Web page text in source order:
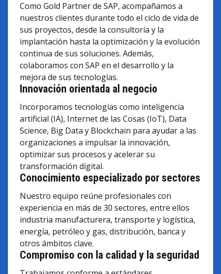
Conocimiento especializado por sectores
Nuestro equipo reúne profesionales con
experiencia en más de 30 sectores, entre ellos
industria manufacturera, transporte y logística,
energía, petróleo y gas, distribución, banca y
otros ámbitos clave.
Como Gold Partner de SAP, acompañamos a
nuestros clientes durante todo el ciclo de vida de
sus proyectos, desde la consultoría y la
implantación hasta la optimización y la evolución
continua de sus soluciones. Además,
colaboramos con SAP en el desarrollo y la
mejora de sus tecnologías.
Compromiso con la calidad y la seguridad
Innovación orientada al negocio
Incorporamos tecnologías como inteligencia
artificial (IA), Internet de las Cosas (IoT), Data
Science, Big Data y Blockchain para ayudar a las
organizaciones a impulsar la innovación,
optimizar sus procesos y acelerar su
transformación digital.